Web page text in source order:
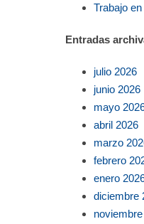
Trabajo
Entradas
julio 2026
junio 2026
mayo
abril 2026
marzo
febrero
enero
diciembre